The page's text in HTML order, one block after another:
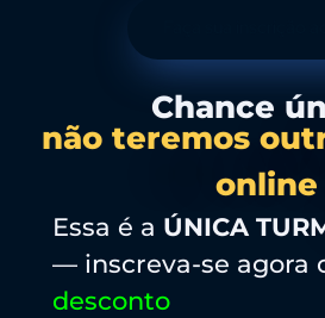
Chance
não teremos
online
Essa é a ÚNICA
— inscreva-se agora
desconto